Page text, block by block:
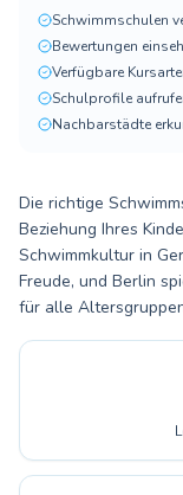
Schwimmschulen
Bewertungen
Verfügbare
Schulprofile
Nachbarstädte
Die richtige
Beziehung Ihres
Schwimmkultur in
Freude, und Berlin
für alle